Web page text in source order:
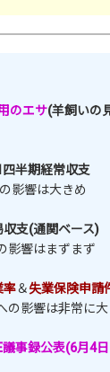
のエサ(羊飼いの
四半期経常収支
影響は大きめ
収支(通関ベース)
影響はまずまず
率＆失業保険申請
の影響は非常に
議事録公表(6月4